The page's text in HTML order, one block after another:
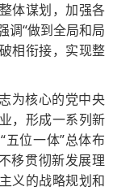
体谋划，加强各
调“做到全局和局
相衔接，实现整
为核心的党中央
，形成一系列新
位一体”总体布
移贯彻新发展理
义的战略规划和